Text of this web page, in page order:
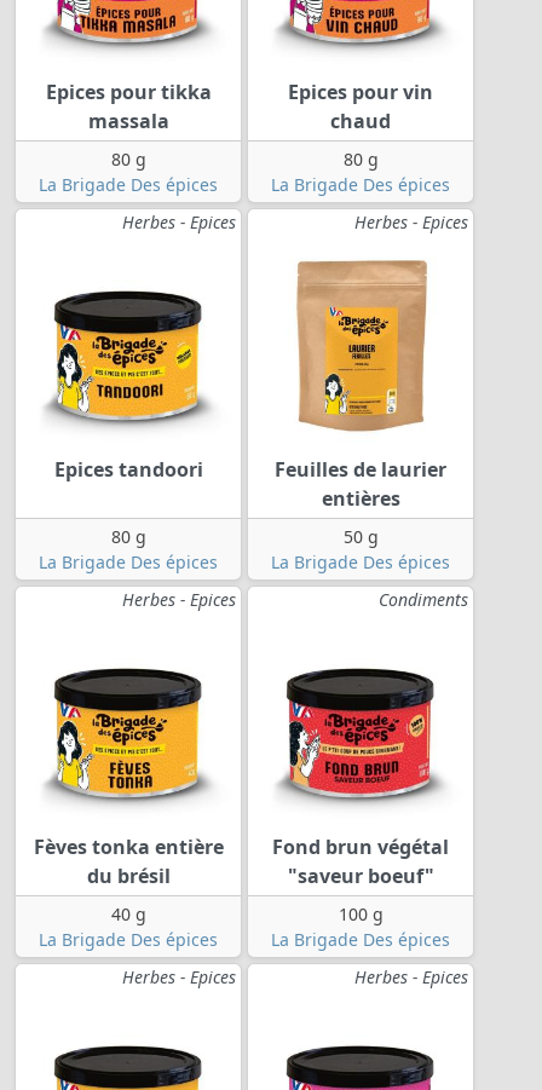
Epices pour tikka
massala
80 g
La Brigade Des épices
Epices pour vin
chaud
80 g
La Brigade Des épices
Herbes - Epices
Epices tandoori
80 g
La Brigade Des épices
Herbes - Epices
Feuilles de laurier
entières
50 g
La Brigade Des épices
Herbes - Epices
Fèves tonka entière
du brésil
40 g
La Brigade Des épices
Condiments
Fond brun végétal
"saveur boeuf"
100 g
La Brigade Des épices
Herbes - Epices
Herbes - Epices